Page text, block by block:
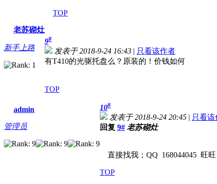
TOP
老苏砌灶
新手上路
9#
发表于 2018-9-24 16:43 | 只看该作者
有T410的光驱托盘么？原装的！价钱如何
TOP
admin
管理员
10#
发表于 2018-9-24 20:45 | 只看该
回复 9# 老苏砌灶
直接找我；QQ 168044045 旺
TOP